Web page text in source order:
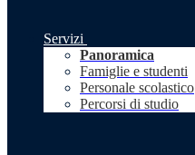
Servizi
Panoramica
Famiglie e studenti
Personale scolastico
Percorsi di studio